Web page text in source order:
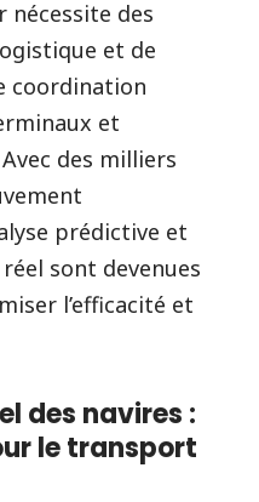
des
et de
coordination
et
des milliers
prédictive et
sont devenues
l’efficacité et
des navires :
le transport